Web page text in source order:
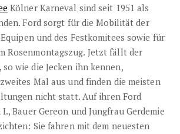
Kölner Karneval sind seit 1951 als
Ford sorgt für die Mobilität der
und des Festkomitees sowie für
Rosenmontagszug. Jetzt fällt der
, so wie die Jecken ihn kennen,
Mal aus und finden die meisten
nicht statt. Auf ihren Ford
Bauer Gereon und Jungfrau Gerdemie
Sie fahren mit dem neuesten